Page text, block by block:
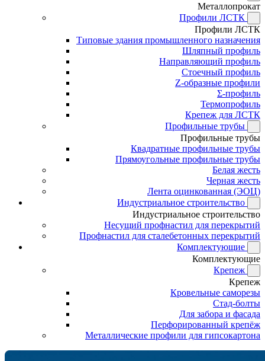
Металлопрокат
Профили ЛСТК
Профили ЛСТК
Типовые здания промышленного назначения
Шляпный профиль
Направляющий профиль
Стоечный профиль
Z-образные профили
Σ-профиль
Термопрофиль
Крепеж для ЛСТК
Профильные трубы
Профильные трубы
Квадратные профильные трубы
Прямоугольные профильные трубы
Белая жесть
Черная жесть
Лента оцинкованная (ЭОЦ)
Индустриальное строительство
Индустриальное строительство
Несущий профнастил для перекрытий
Профнастил для сталебетонных перекрытий
Комплектующие
Комплектующие
Крепеж
Крепеж
Кровельные саморезы
Стад-болты
Для забора и фасада
Перфорированный крепёж
Металлические профили для гипсокартона